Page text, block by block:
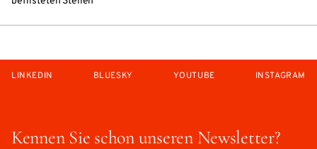
Kennen Sie schon unseren Newsletter?
LINKEDIN BLUESKY YOUTUBE INSTAGRAM